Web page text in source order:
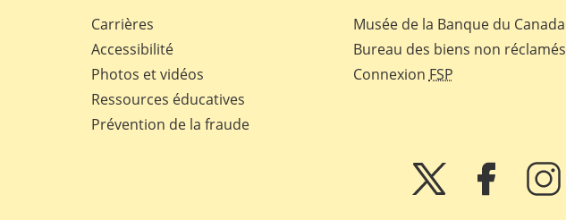
Carrières
Accessibilité
Photos et vidéos
Ressources éducatives
Prévention de la fraude
Musée de la Banque du Canada
Bureau des biens non réclamés
Connexion FSP